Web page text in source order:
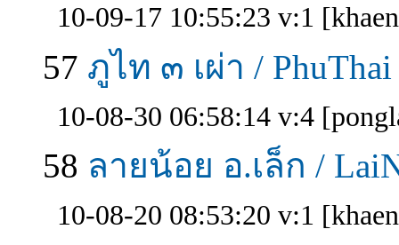
10-09-17 10:55:23 v:1
57 ภูไท ๓ เผ่า / PhuThai
10-08-30 06:58:14 v:4
58 ลายน้อย อ.เล็ก /
10-08-20 08:53:20 v:1